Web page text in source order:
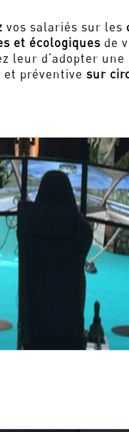
vos salariés sur les
et écologiques de
leur d’adopter une
et préventive sur